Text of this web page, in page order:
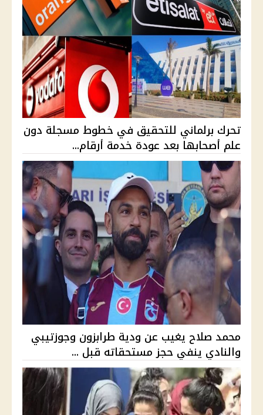
تحرك برلماني للتحقيق في خطوط مسجلة دون
علم أصحابها بعد عودة خدمة أرقام...
محمد صلاح يغيب عن ودية طرابزون وجوزتيبي
والنادي ينفي حجز مستحقاته قبل ...